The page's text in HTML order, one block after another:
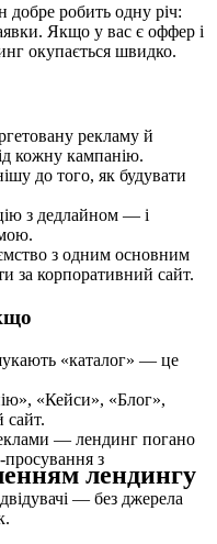
робить одну річ:
Якщо у вас є оффер і
окупається швидко.
рекламу й
кожну кампанію.
до того, як будувати
з дедлайном — і
з одним основним
за корпоративний сайт.
«каталог» — це
«Кейси», «Блог»,
— лендинг погано
просування з
— без джерела
лендингу